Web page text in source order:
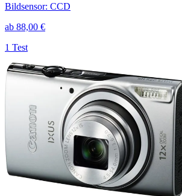
Bildsensor: CCD
ab 88,00 €
1 Test